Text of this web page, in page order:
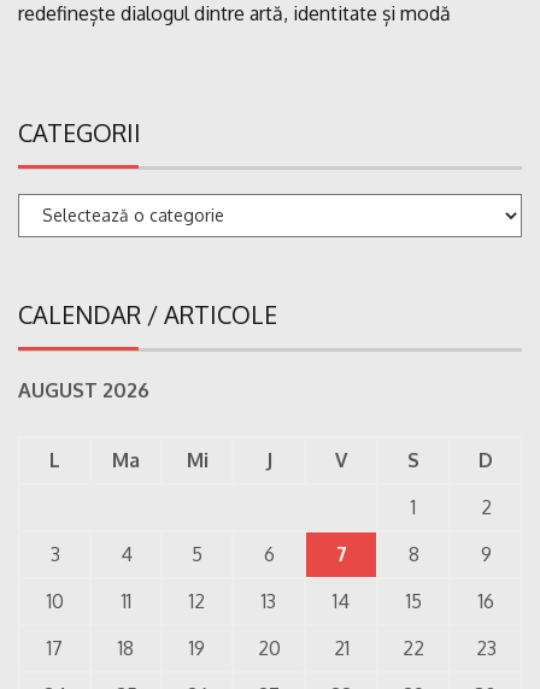
redefinește dialogul dintre artă, identitate și modă
CATEGORII
Categorii
CALENDAR / ARTICOLE
AUGUST 2026
L Ma Mi J V S
D
1
2
3
4 5 6 7 8
9
10
11 12 13 14 15
16
17
18 19 20 21 22
23